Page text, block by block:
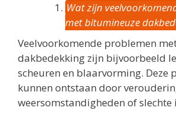
Wat zijn
met bitumineuze
Veelvoorkomende problemen
dakbedekking zijn bijvoorbeeld
scheuren en blaarvorming. Deze
kunnen ontstaan door
weersomstandigheden of